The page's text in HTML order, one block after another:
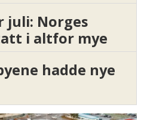
juli: Norges
i altfor mye
hadde nye